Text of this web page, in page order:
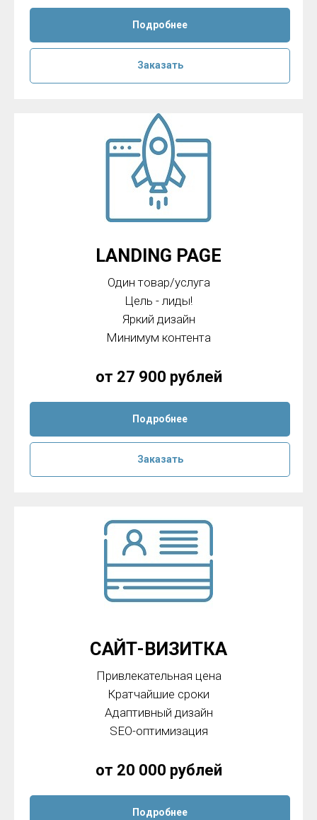
Подробнее
Заказать
LANDING PAGE
Один товар/услуга
Цель - лиды!
Яркий дизайн
Минимум контента
от 27 900 рублей
Подробнее
Заказать
САЙТ-ВИЗИТКА
Привлекательная цена
Кратчайшие сроки
Адаптивный дизайн
SEO-оптимизация
от 20 000 рублей
Подробнее